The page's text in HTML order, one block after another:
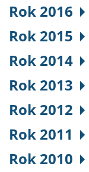
Rok 2016
Rok 2015
Rok 2014
Rok 2013
Rok 2012
Rok 2011
Rok 2010